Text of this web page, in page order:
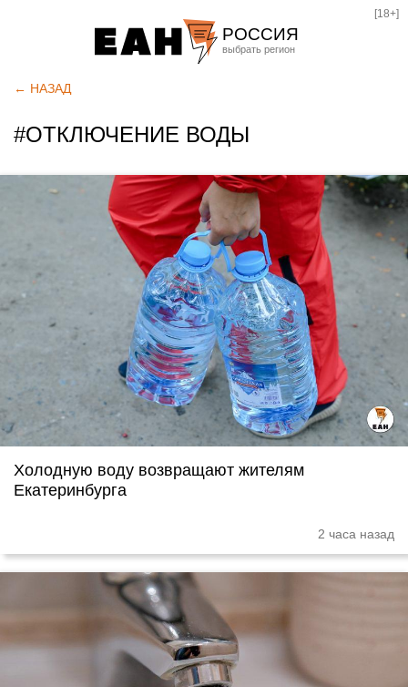
РОССИЯ
Курган
Оренбург
[18+]
← НАЗАД
#ОТКЛЮЧЕНИЕ ВОДЫ
Холодную воду возвращают жителям
Екатеринбурга
2 часа назад